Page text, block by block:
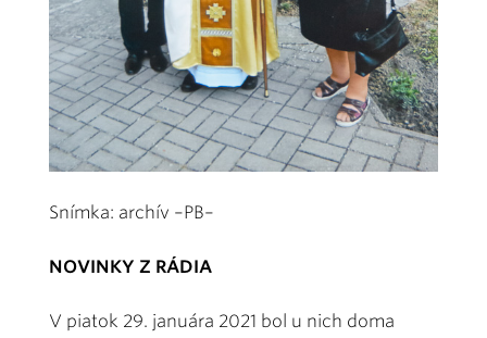
Snímka: archív –PB–
NOVINKY Z RÁDIA
V piatok 29. januára 2021 bol u nich doma